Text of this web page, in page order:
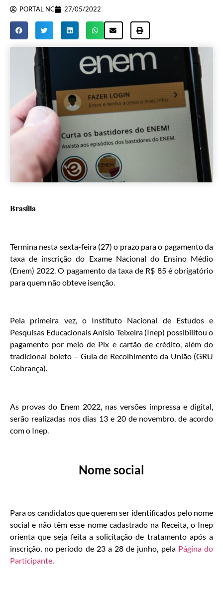
PORTAL NC 27/05/2022
Brasília
Termina nesta sexta-feira (27) o prazo para o pagamento da
taxa de inscrição do Exame Nacional do Ensino Médio
(Enem) 2022. O pagamento da taxa de R$ 85 é obrigatório
para quem não obteve isenção.
Pela primeira vez, o Instituto Nacional de Estudos e
Pesquisas Educacionais Anísio Teixeira (Inep) possibilitou o
pagamento por meio de Pix e cartão de crédito, além do
tradicional boleto – Guia de Recolhimento da União (GRU
Cobrança).
As provas do Enem 2022, nas versões impressa e digital,
serão realizadas nos dias 13 e 20 de novembro, de acordo
com o Inep.
Nome social
Para os candidatos que querem ser identificados pelo nome
social e não têm esse nome cadastrado na Receita, o Inep
orienta que seja feita a solicitação de tratamento após a
inscrição, no período de 23 a 28 de junho, pela Página do
Participante.